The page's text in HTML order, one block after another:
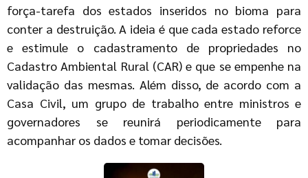
força-tarefa dos estados inseridos no bioma para
conter a destruição. A ideia é que cada estado reforce
e estimule o cadastramento de propriedades no
Cadastro Ambiental Rural (CAR) e que se empenhe na
validação das mesmas. Além disso, de acordo com a
Casa Civil, um grupo de trabalho entre ministros e
governadores se reunirá periodicamente para
acompanhar os dados e tomar decisões.